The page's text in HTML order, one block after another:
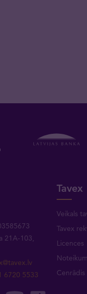
21A-103,
6720 5533
Tavex
Veikals
Tavex
Licences
Cenrādis